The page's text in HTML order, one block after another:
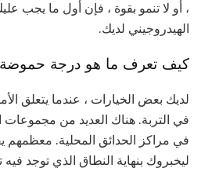
، أو لا تنمو بقوة ، فإن أول ما يجب
الهيدروجيني لديك.
كيف تعرف ما هو درجة حموضة
لديك بعض الخيارات ، عندما يتعلق
في التربة. هناك العديد من مجموعات
في مراكز الحدائق المحلية. معظمهم
ليخبروك بنهاية النطاق الذي توجد